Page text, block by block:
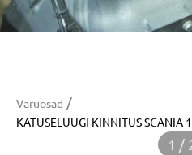
Varuosad /
KATUSELUUGI KINNITUS SCANIA
1 /